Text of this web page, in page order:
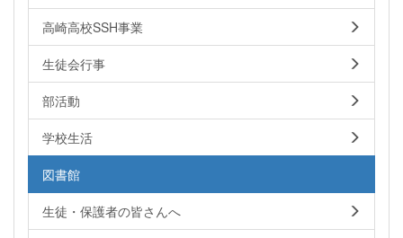
高崎高校SSH事業
生徒会行事
部活動
学校生活
図書館
生徒・保護者の皆さんへ